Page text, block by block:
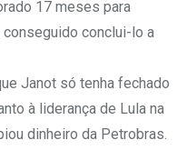
17 meses para
conclui-lo a
Janot só tenha fechado
à liderança de Lula na
dinheiro da Petrobras.